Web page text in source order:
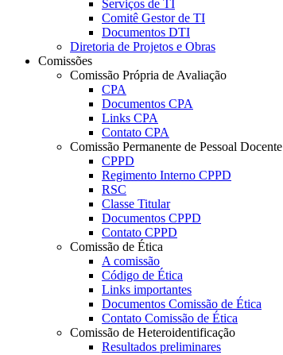
Serviços de TI
Comitê Gestor de TI
Documentos DTI
Diretoria de Projetos e Obras
Comissões
Comissão Própria de Avaliação
CPA
Documentos CPA
Links CPA
Contato CPA
Comissão Permanente de Pessoal Docente
CPPD
Regimento Interno CPPD
RSC
Classe Titular
Documentos CPPD
Contato CPPD
Comissão de Ética
A comissão
Código de Ética
Links importantes
Documentos Comissão de Ética
Contato Comissão de Ética
Comissão de Heteroidentificação
Resultados preliminares